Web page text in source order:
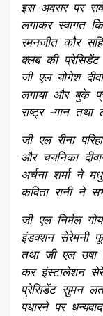
इस अवसर पर
लगाकर स्वागत
रमनजीत कौर
क्लब की
जी एल योगेश
लगाया और बुके
राष्ट्र -गान तथा
जी एल रीना
और चयनिका
अर्चना शर्मा ने
कविता रानी ने
जी एल निर्मल
इंडक्शन सेरेमनी
तथा जी एल उषा
कर इंस्टालेशन
प्रेसिडेंट सुमन
पधारने पर